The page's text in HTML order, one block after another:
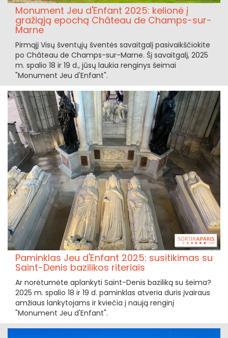
Monument Jeu d'Enfant 2025: kelionė į
gražiąją epochą Château de Champs-sur-
Marne
Pirmąjį Visų šventųjų šventės savaitgalį pasivaikščiokite
po Château de Champs-sur-Marne. Šį savaitgalį, 2025
m. spalio 18 ir 19 d., jūsų laukia renginys šeimai
"Monument Jeu d'Enfant".
Paminklas Jeu d'Enfant 2025: susitikimas su
Saint-Denis bazilikos riteriais
Ar norėtumėte aplankyti Saint-Denis baziliką su šeima?
2025 m. spalio 18 ir 19 d. paminklas atveria duris įvairaus
amžiaus lankytojams ir kviečia į naują renginį
"Monument Jeu d'Enfant".